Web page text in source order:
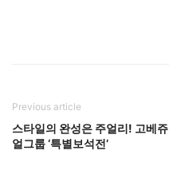
Previous article
스타일의 완성은 주얼리! 고베쥬
얼그룹 ‘특별보석전’